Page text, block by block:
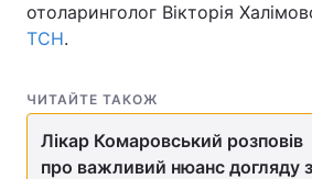
отоларинголог Вікторія
ТСН.
ЧИТАЙТЕ ТАКОЖ
Лікар Комаровський розповів
про важливий нюанс догляду